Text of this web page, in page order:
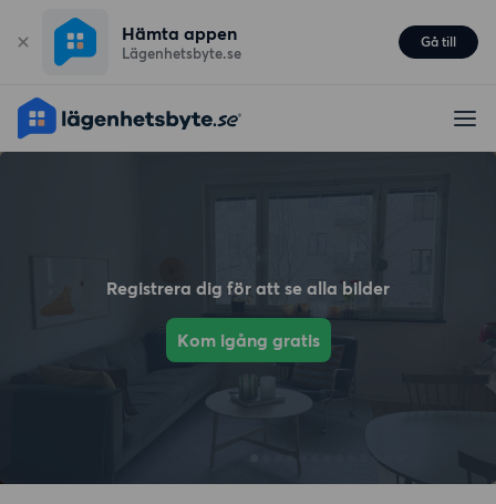
Hämta appen
Lägenhetsbyte.se
Gå till
Registrera dig för att se alla bilder
Kom igång gratis